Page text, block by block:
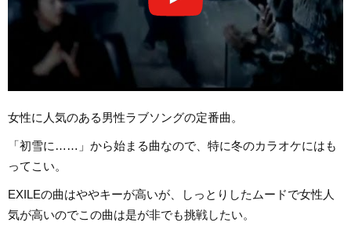
女性に人気のある男性ラブソングの定番曲。
「初雪に……」から始まる曲なので、特に冬のカラオケにはも
ってこい。
EXILEの曲はややキーが高いが、しっとりしたムードで女性人
気が高いのでこの曲は是が非でも挑戦したい。